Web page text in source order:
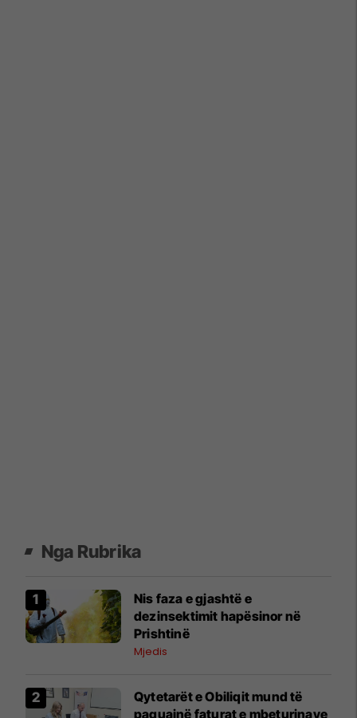
Nga Rubrika
Nis faza e gjashtë e
dezinsektimit hapësinor në
Prishtinë
Mjedis
Qytetarët e Obiliqit mund të
paguajnë faturat e mbeturinave